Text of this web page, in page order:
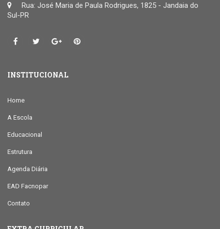
Rua: José Maria de Paula Rodrigues, 1825 - Jandaia do
Sul-PR
INSTITUCIONAL
Home
A Escola
Educacional
Estrutura
Agenda Diária
EAD Facnopar
Contato